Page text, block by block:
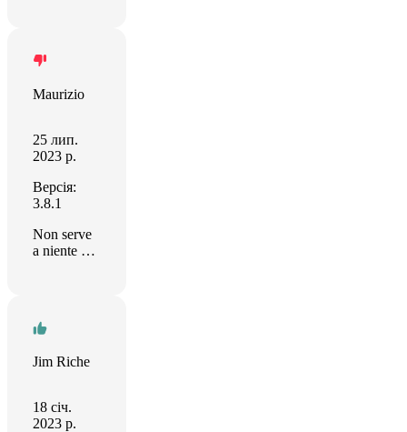
Maurizio
25 лип.
2023 р.
Версія:
3.8.1
Non serve
a niente …
Jim Riche
18 січ.
2023 р.